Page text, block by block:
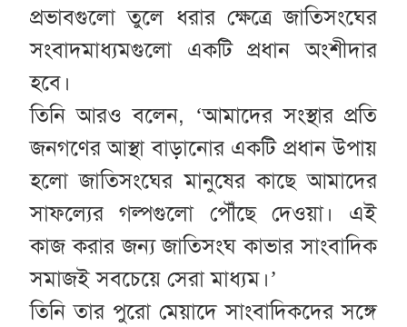
প্রভাবগুলো তুলে ধরার ক্ষেত্রে জাতিসংঘের
সংবাদমাধ্যমগুলো একটি প্রধান অংশীদার
হবে।
তিনি আরও বলেন, ‘আমাদের সংস্থার প্রতি
জনগণের আস্থা বাড়ানোর একটি প্রধান উপায়
হলো জাতিসংঘের মানুষের কাছে আমাদের
সাফল্যের গল্পগুলো পৌঁছে দেওয়া। এই
কাজ করার জন্য জাতিসংঘ কাভার সাংবাদিক
সমাজই সবচেয়ে সেরা মাধ্যম।’
তিনি তার পুরো মেয়াদে সাংবাদিকদের সঙ্গে